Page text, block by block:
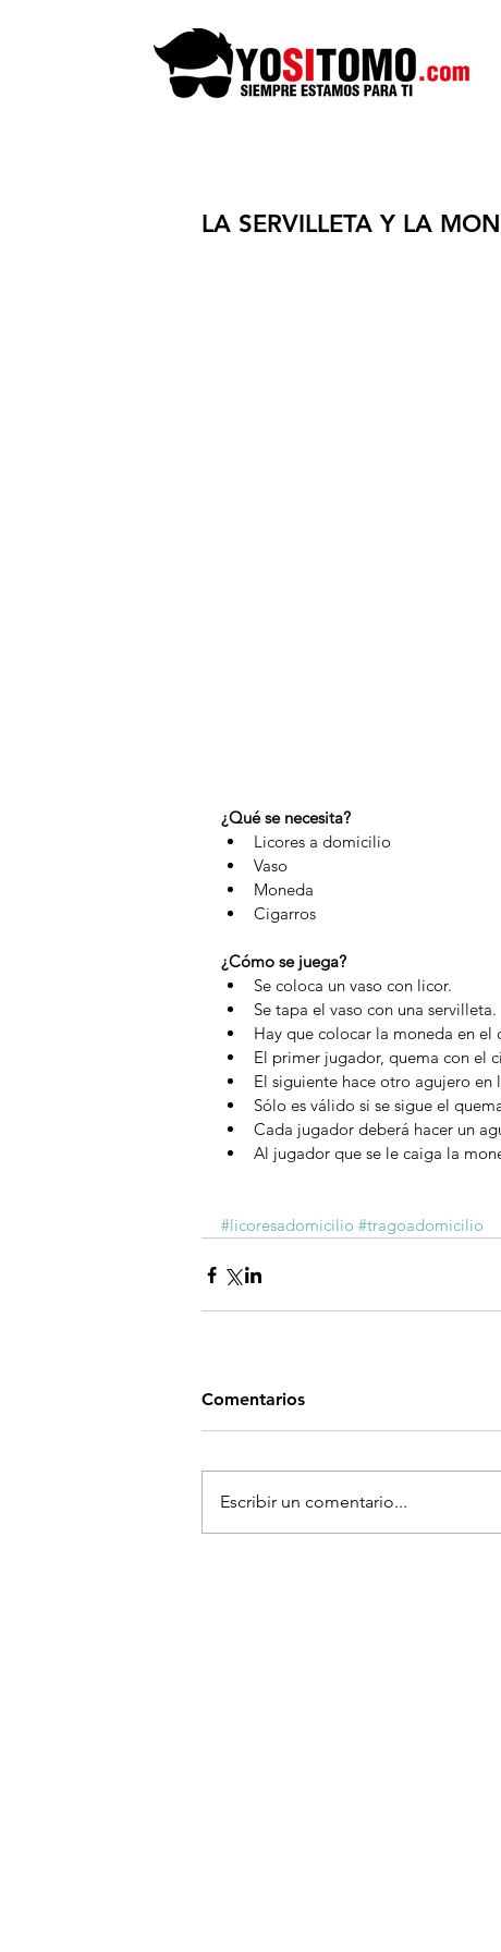
LA SERVILLETA Y LA
¿Qué se necesita?
Licores a domicilio
Vaso
Moneda
Cigarros
¿Cómo se juega?
Se coloca un vaso con licor.
Se tapa el vaso con una servilleta.
Hay que colocar la moneda en el
El primer jugador, quema con el
El siguiente hace otro agujero en
Sólo es válido si se sigue el
Cada jugador deberá hacer un
Al jugador que se le caiga la
#licoresadomicilio #tragoadomicilio
Comentarios
Escribir un comentario...